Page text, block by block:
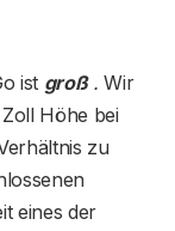
ist groß. Wir
Höhe bei
zu
eines der